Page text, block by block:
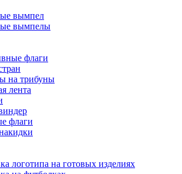
вымпел
вымпелы
флаги
на трибуны
лента
флаги
логотипа на готовых изделиях